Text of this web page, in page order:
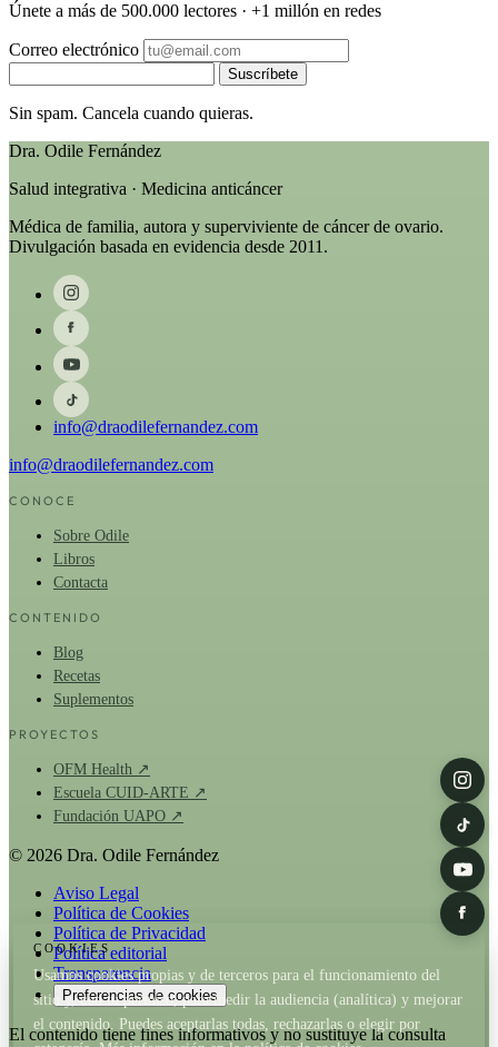
Únete a más de 500.000 lectores · +1 millón en redes
Correo electrónico
Suscríbete
Sin spam. Cancela cuando quieras.
Dra. Odile Fernández
Salud integrativa · Medicina anticáncer
Médica de familia, autora y superviviente de cáncer de ovario.
Divulgación basada en evidencia desde 2011.
info@draodilefernandez.com
info@draodilefernandez.com
CONOCE
Sobre Odile
Libros
Contacta
CONTENIDO
Blog
Recetas
Suplementos
PROYECTOS
OFM Health ↗
Escuela CUID-ARTE ↗
Fundación UAPO ↗
© 2026 Dra. Odile Fernández
Aviso Legal
Política de Cookies
Política de Privacidad
Política editorial
Transparencia
Preferencias de cookies
El contenido tiene fines informativos y no sustituye la consulta
COOKIES
Usamos cookies propias y de terceros para el funcionamiento del
sitio y, con tu permiso, para medir la audiencia (analítica) y mejorar
el contenido. Puedes aceptarlas todas, rechazarlas o elegir por